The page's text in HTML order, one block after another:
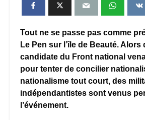
Tout ne se passe pas comme
Le Pen sur l’île de Beauté. Alors
candidate du Front national
pour tenter de concilier
nationalisme tout court, des
indépendantistes sont venus
l’événement.